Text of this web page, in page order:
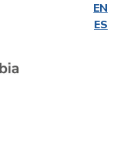
EN
ES